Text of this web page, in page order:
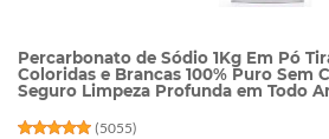
Percarbonato de Sódio 1Kg Em Pó
Coloridas e Brancas 100% Puro Sem
Seguro Limpeza Profunda em Todo
(5055)